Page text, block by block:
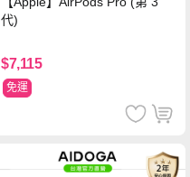
代)
$7,115
免運